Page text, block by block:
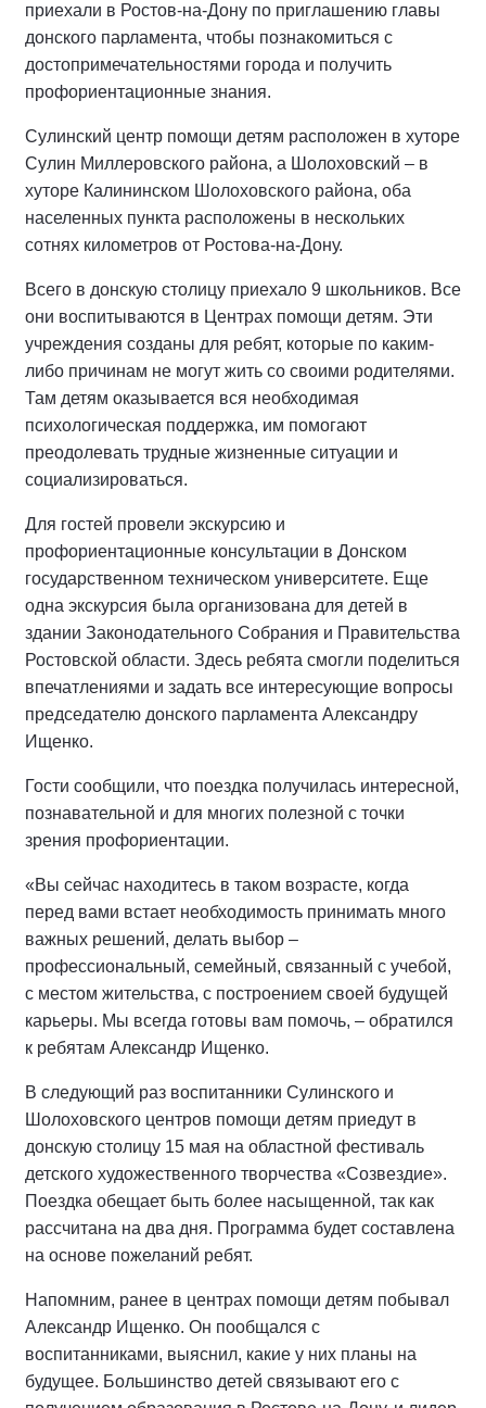
приехали в Ростов-на-Дону по приглашению главы
донского парламента, чтобы познакомиться с
достопримечательностями города и получить
профориентационные знания.
Сулинский центр помощи детям расположен в хуторе
Сулин Миллеровского района, а Шолоховский – в
хуторе Калининском Шолоховского района, оба
населенных пункта расположены в нескольких
сотнях километров от Ростова-на-Дону.
Всего в донскую столицу приехало 9 школьников. Все
они воспитываются в Центрах помощи детям. Эти
учреждения созданы для ребят, которые по каким-
либо причинам не могут жить со своими родителями.
Там детям оказывается вся необходимая
психологическая поддержка, им помогают
преодолевать трудные жизненные ситуации и
социализироваться.
Для гостей провели экскурсию и
профориентационные консультации в Донском
государственном техническом университете. Еще
одна экскурсия была организована для детей в
здании Законодательного Собрания и Правительства
Ростовской области. Здесь ребята смогли поделиться
впечатлениями и задать все интересующие вопросы
председателю донского парламента Александру
Ищенко.
Гости сообщили, что поездка получилась интересной,
познавательной и для многих полезной с точки
зрения профориентации.
«Вы сейчас находитесь в таком возрасте, когда
перед вами встает необходимость принимать много
важных решений, делать выбор –
профессиональный, семейный, связанный с учебой,
с местом жительства, с построением своей будущей
карьеры. Мы всегда готовы вам помочь, – обратился
к ребятам Александр Ищенко.
В следующий раз воспитанники Сулинского и
Шолоховского центров помощи детям приедут в
донскую столицу 15 мая на областной фестиваль
детского художественного творчества «Созвездие».
Поездка обещает быть более насыщенной, так как
рассчитана на два дня. Программа будет составлена
на основе пожеланий ребят.
Напомним, ранее в центрах помощи детям побывал
Александр Ищенко. Он пообщался с
воспитанниками, выяснил, какие у них планы на
будущее. Большинство детей связывают его с